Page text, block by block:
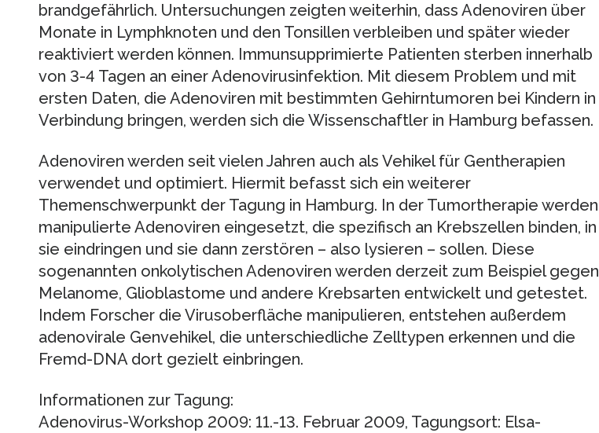
brandgefährlich. Untersuchungen zeigten weiterhin, dass Adenoviren über
Monate in Lymphknoten und den Tonsillen verbleiben und später wieder
reaktiviert werden können. Immunsupprimierte Patienten sterben innerhalb
von 3-4 Tagen an einer Adenovirusinfektion. Mit diesem Problem und mit
ersten Daten, die Adenoviren mit bestimmten Gehirntumoren bei Kindern in
Verbindung bringen, werden sich die Wissenschaftler in Hamburg befassen.
Adenoviren werden seit vielen Jahren auch als Vehikel für Gentherapien
verwendet und optimiert. Hiermit befasst sich ein weiterer
Themenschwerpunkt der Tagung in Hamburg. In der Tumortherapie werden
manipulierte Adenoviren eingesetzt, die spezifisch an Krebszellen binden, in
sie eindringen und sie dann zerstören – also lysieren – sollen. Diese
sogenannten onkolytischen Adenoviren werden derzeit zum Beispiel gegen
Melanome, Glioblastome und andere Krebsarten entwickelt und getestet.
Indem Forscher die Virusoberfläche manipulieren, entstehen außerdem
adenovirale Genvehikel, die unterschiedliche Zelltypen erkennen und die
Fremd-DNA dort gezielt einbringen.
Informationen zur Tagung:
Adenovirus-Workshop 2009: 11.-13. Februar 2009, Tagungsort: Elsa-